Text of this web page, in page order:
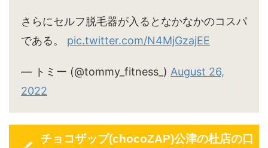
さらにセルフ脱毛器が入るとなかなかのコスパ
である。 pic.twitter.com/N4MjGzajEE
— トミー (@tommy_fitness_) August 26,
2022
チョコザップ(chocoZAP)公津の杜店の口